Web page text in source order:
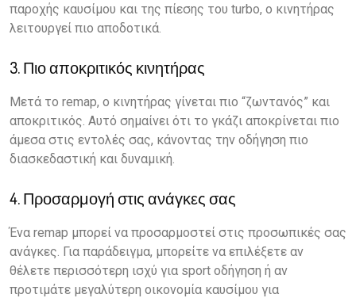
παροχής καυσίμου και της πίεσης του turbo, ο κινητήρας
λειτουργεί πιο αποδοτικά.
3. Πιο αποκριτικός κινητήρας
Μετά το remap, ο κινητήρας γίνεται πιο “ζωντανός” και
αποκριτικός. Αυτό σημαίνει ότι το γκάζι αποκρίνεται πιο
άμεσα στις εντολές σας, κάνοντας την οδήγηση πιο
διασκεδαστική και δυναμική.
4. Προσαρμογή στις ανάγκες σας
Ένα remap μπορεί να προσαρμοστεί στις προσωπικές σας
ανάγκες. Για παράδειγμα, μπορείτε να επιλέξετε αν
θέλετε περισσότερη ισχύ για sport οδήγηση ή αν
προτιμάτε μεγαλύτερη οικονομία καυσίμου για